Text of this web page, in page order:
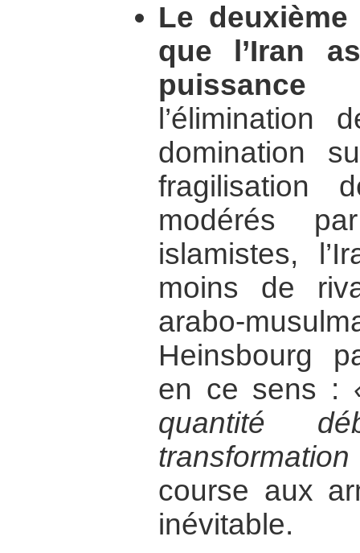
Le
que l’Iran
puissance
l’élimination
domination
fragilisation
modérés
islamistes,
moins de
arabo-
Heinsbourg
en ce sens :
quantité
course aux
inévitable.